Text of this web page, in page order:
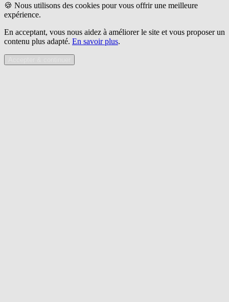
🍪 Nous utilisons des cookies pour vous offrir une meilleure
expérience.
En acceptant, vous nous aidez à améliorer le site et vous proposer un
contenu plus adapté. En savoir plus.